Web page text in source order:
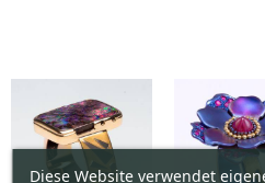
Diese Website verwendet